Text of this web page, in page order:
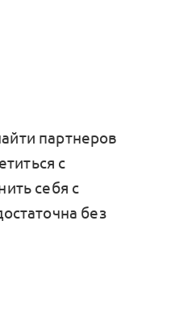
партнеров
с
себя с
без